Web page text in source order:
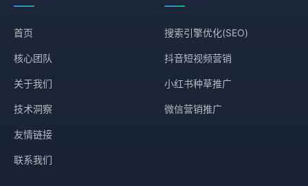
首页
核心团队
关于我们
技术洞察
友情链接
联系我们
搜索引擎优化(SEO)
抖音短视频营销
小红书种草推广
微信营销推广